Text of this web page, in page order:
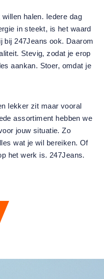
halen. Iedere dag
in steekt, is het waard
bij 247Jeans ook. Daarom
Stevig, zodat je erop
aankan. Stoer, omdat je
lekker zit maar vooral
assortiment hebben we
jouw situatie. Zo
wat je wil bereiken. Of
het werk is. 247Jeans.